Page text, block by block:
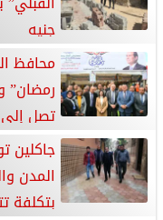
جنيه
محافظ
رمضان”
تصل إلى 30%
جاكلين
المدن
بتكلفة